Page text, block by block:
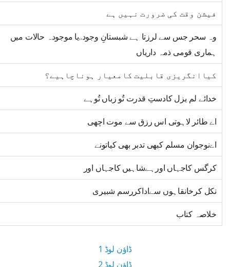
فیشن وقت کی ضرورت نہیں ہے
وہ سحر جس سے لرزتا ہے شبستانِ وجود..یا موجودہ حالات میں
ہماری قومی ذمہ داریاں
کیاانگریزی قابلیت کامعیار ہوناچاہیے؟
خدائے لم یزل کادستِ قدرت تُو زباں تُوہے
اے طائر لاہوتی اس رزق سے موت اچھی
اےنوجوان مسلم کبھی تدبر بھی کیاتونے
کرگس کاجہاں اورہےشاہیں کاجہاں اور
نکل کرخانقاہوں سےاداکررسم شبیری
خلاصہ کتاب
ڈاؤن لوڈ 1
ڈاؤن لوڈ 2